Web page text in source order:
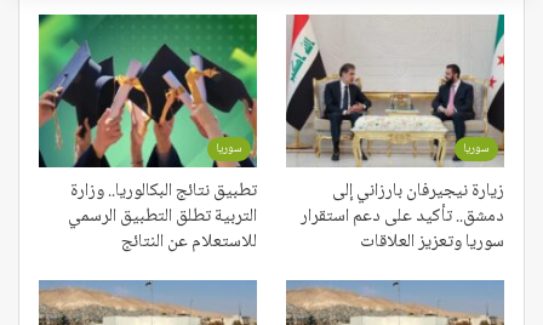
سوريا
زيارة نيجيرفان بارزاني إلى
دمشق.. تأكيد على دعم استقرار
سوريا وتعزيز العلاقات
سوريا
تطبيق نتائج البكالوريا.. وزارة
التربية تطلق التطبيق الرسمي
للاستعلام عن النتائج